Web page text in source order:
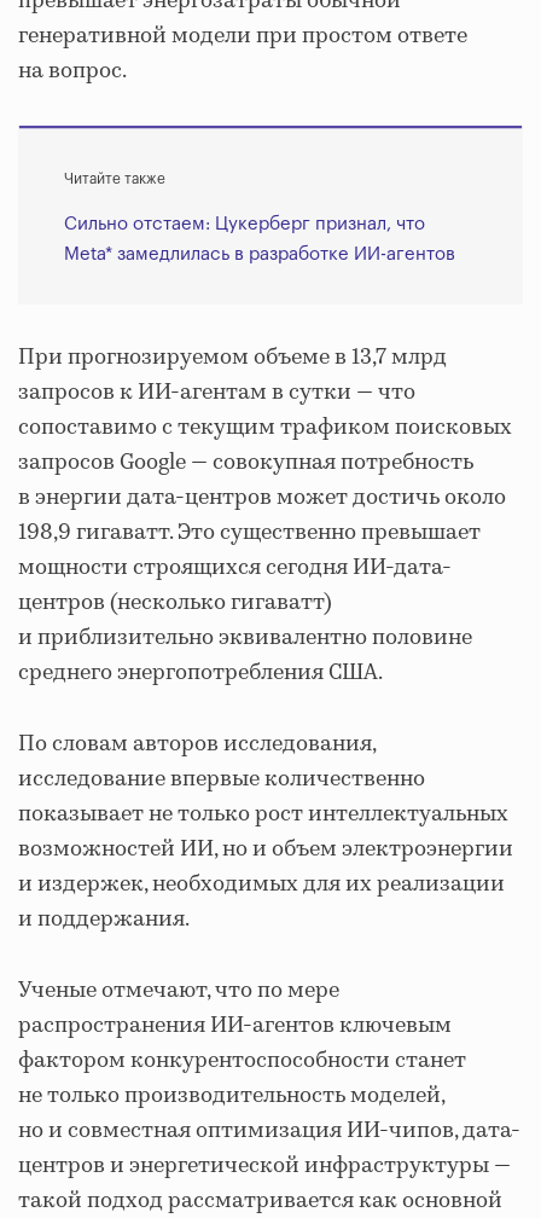
генеративной модели при простом ответе
на вопрос.
Читайте также
Сильно отстаем: Цукерберг признал, что
Meta* замедлилась в разработке ИИ-агентов
При прогнозируемом объеме в 13,7 млрд
запросов к ИИ-агентам в сутки — что
сопоставимо с текущим трафиком поисковых
запросов Google — совокупная потребность
в энергии дата-центров может достичь около
198,9 гигаватт. Это существенно превышает
мощности строящихся сегодня ИИ-дата-
центров (несколько гигаватт)
и приблизительно эквивалентно половине
среднего энергопотребления США.
По словам авторов исследования,
исследование впервые количественно
показывает не только рост интеллектуальных
возможностей ИИ, но и объем электроэнергии
и издержек, необходимых для их реализации
и поддержания.
Ученые отмечают, что по мере
распространения ИИ-агентов ключевым
фактором конкурентоспособности станет
не только производительность моделей,
но и совместная оптимизация ИИ-чипов, дата-
центров и энергетической инфраструктуры —
такой подход рассматривается как основной